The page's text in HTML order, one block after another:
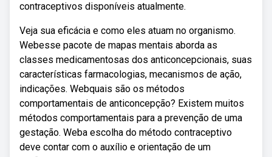
contraceptivos disponíveis atualmente.
Veja sua eficácia e como eles atuam no organismo.
Webesse pacote de mapas mentais aborda as
classes medicamentosas dos anticoncepcionais, suas
características farmacologias, mecanismos de ação,
indicações. Webquais são os métodos
comportamentais de anticoncepção? Existem muitos
métodos comportamentais para a prevenção de uma
gestação. Weba escolha do método contraceptivo
deve contar com o auxílio e orientação de um